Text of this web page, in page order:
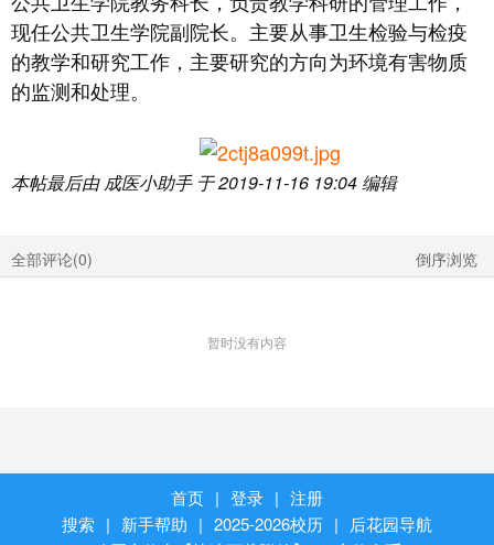
现任公共卫生学院副院长。主要从事卫生检验与检疫
的教学和研究工作，主要研究的方向为环境有害物质
的监测和处理。
本帖最后由 成医小助手 于 2019-11-16 19:04 编辑
全部评论(0) 倒序浏览
暂时没有内容
首页 | 登录 | 注册
搜索 | 新手帮助 | 2025-2026校历 |
后花园导航